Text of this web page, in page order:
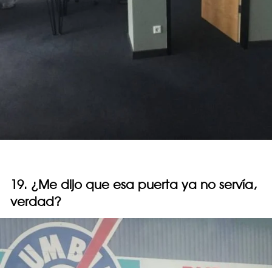
19. ¿Me dijo que esa puerta ya no servía,
verdad?